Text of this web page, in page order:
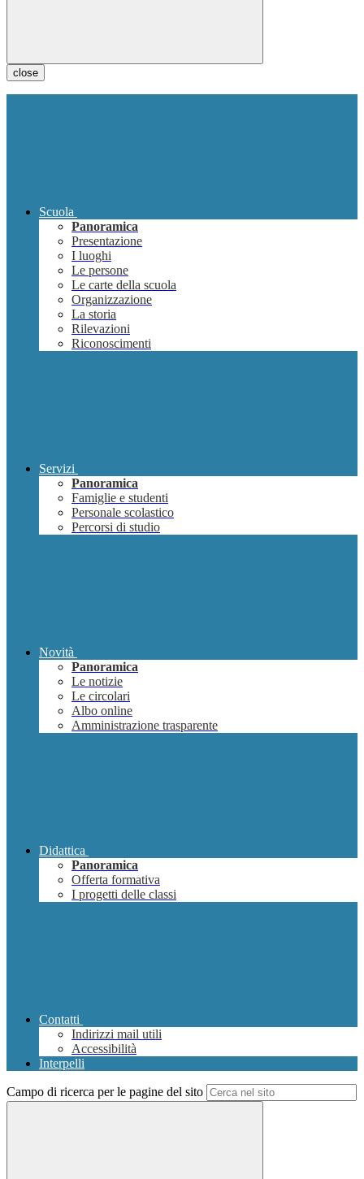
close
Scuola
Panoramica
Presentazione
I luoghi
Le persone
Le carte della scuola
Organizzazione
La storia
Rilevazioni
Riconoscimenti
Servizi
Panoramica
Famiglie e studenti
Personale scolastico
Percorsi di studio
Novità
Panoramica
Le notizie
Le circolari
Albo online
Amministrazione trasparente
Didattica
Panoramica
Offerta formativa
I progetti delle classi
Contatti
Indirizzi mail utili
Accessibilità
Interpelli
Campo di ricerca per le pagine del sito